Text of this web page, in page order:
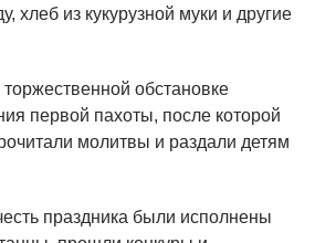
хлеб из кукурузной муки и другие
обстановке
первой пахоты, после которой
молитвы и раздали детям
праздника были исполнены